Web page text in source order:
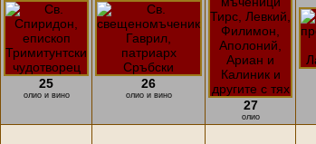
25
олио и вино
26
олио и вино
27
олио